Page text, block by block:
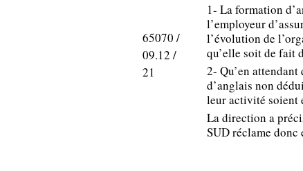
65070 /
09.12 /
21
1- La formation
l’employeur
l’évolution de
qu’elle soit de fait
2- Qu’en
d’anglais non
leur activité soient
La direction a
SUD réclame donc